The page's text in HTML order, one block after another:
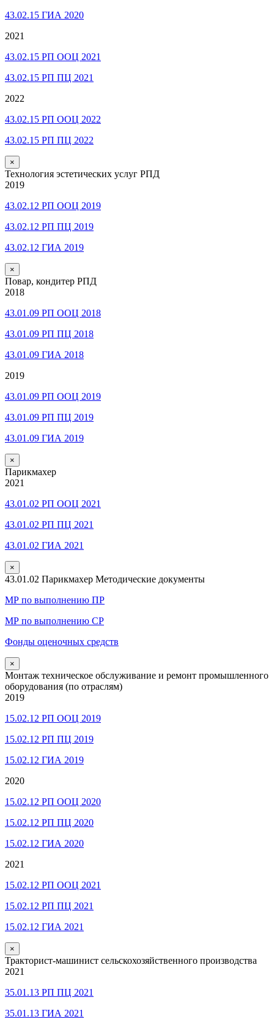
43.02.15 ГИА 2020
2021
43.02.15 РП ООЦ 2021
43.02.15 РП ПЦ 2021
2022
43.02.15 РП ООЦ 2022
43.02.15 РП ПЦ 2022
×
Технология эстетических услуг РПД
2019
43.02.12 РП ООЦ 2019
43.02.12 РП ПЦ 2019
43.02.12 ГИА 2019
×
Повар, кондитер РПД
2018
43.01.09 РП ООЦ 2018
43.01.09 РП ПЦ 2018
43.01.09 ГИА 2018
2019
43.01.09 РП ООЦ 2019
43.01.09 РП ПЦ 2019
43.01.09 ГИА 2019
×
Парикмахер
2021
43.01.02 РП ООЦ 2021
43.01.02 РП ПЦ 2021
43.01.02 ГИА 2021
×
43.01.02 Парикмахер Методические документы
МР по выполнению ПР
МР по выполнению СР
Фонды оценочных средств
×
Монтаж техническое обслуживание и ремонт промышленного
оборудования (по отраслям)
2019
15.02.12 РП ООЦ 2019
15.02.12 РП ПЦ 2019
15.02.12 ГИА 2019
2020
15.02.12 РП ООЦ 2020
15.02.12 РП ПЦ 2020
15.02.12 ГИА 2020
2021
15.02.12 РП ООЦ 2021
15.02.12 РП ПЦ 2021
15.02.12 ГИА 2021
×
Тракторист-машинист сельскохозяйственного производства
2021
35.01.13 РП ПЦ 2021
35.01.13 ГИА 2021